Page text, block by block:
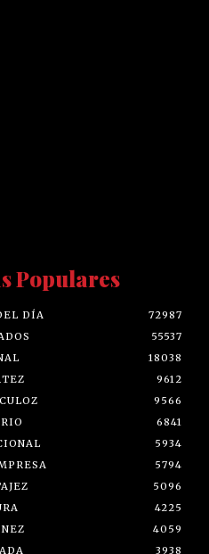
Populares
DÍA
72987
55537
18038
9612
9566
6841
5934
5794
5096
4225
4059
3938